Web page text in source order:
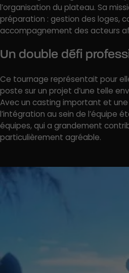
l’organisation du plateau. Sa
préparation : gestion des loges,
accompagnement des acteurs
Un double défi
Ce tournage représentait pour
poste sur un projet d’une telle
Avec un casting important et
l’intégration au sein de l’équipe
équipes, qui a grandement
particulièrement agréable.